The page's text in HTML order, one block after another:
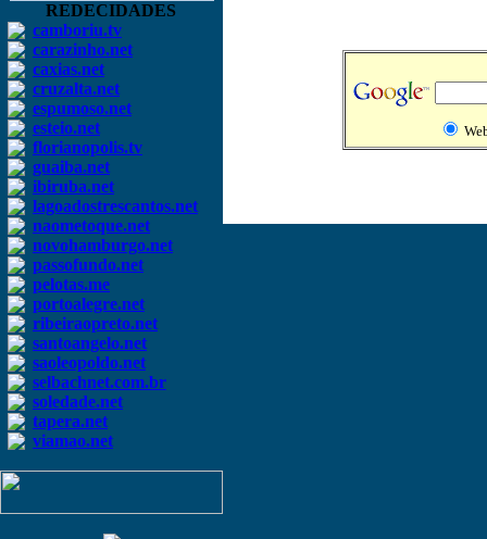
REDECIDADES
camboriu.tv
carazinho.net
caxias.net
cruzalta.net
espumoso.net
esteio.net
florianopolis.tv
guaiba.net
ibiruba.net
lagoadostrescantos.net
naometoque.net
novohamburgo.net
passofundo.net
pelotas.me
portoalegre.net
ribeiraopreto.net
santoangelo.net
saoleopoldo.net
selbachnet.com.br
soledade.net
tapera.net
viamao.net